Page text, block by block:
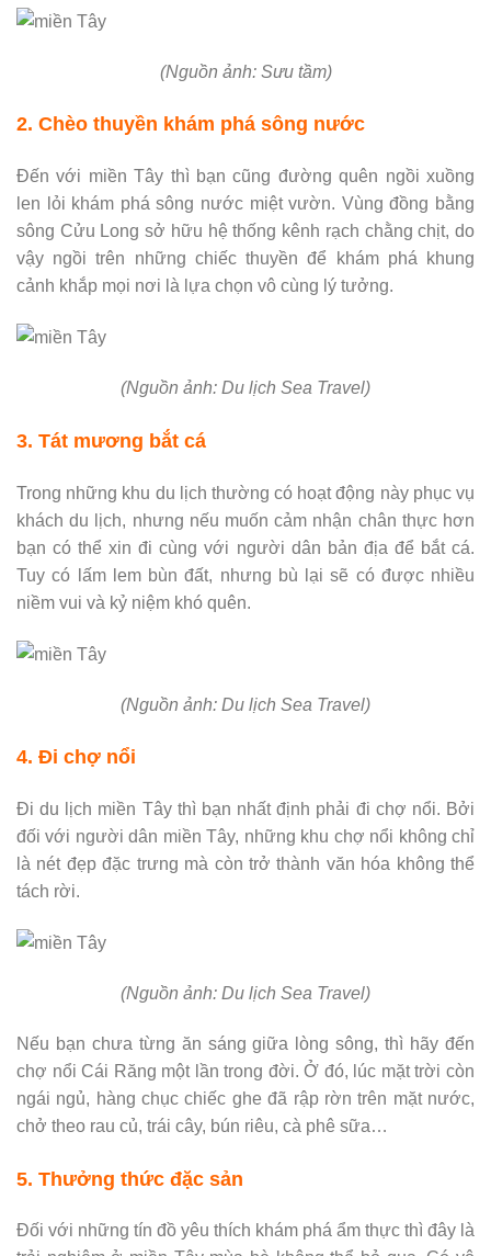
(Nguồn ảnh: Sưu tầm)
2. Chèo thuyền khám phá sông nước
Đến với miền Tây thì bạn cũng đường quên ngồi xuồng
len lỏi khám phá sông nước miệt vườn. Vùng đồng bằng
sông Cửu Long sở hữu hệ thống kênh rạch chằng chịt, do
vậy ngồi trên những chiếc thuyền để khám phá khung
cảnh khắp mọi nơi là lựa chọn vô cùng lý tưởng.
(Nguồn ảnh: Du lịch Sea Travel)
3. Tát mương bắt cá
Trong những khu du lịch thường có hoạt động này phục vụ
khách du lịch, nhưng nếu muốn cảm nhận chân thực hơn
bạn có thể xin đi cùng với người dân bản địa để bắt cá.
Tuy có lấm lem bùn đất, nhưng bù lại sẽ có được nhiều
niềm vui và kỷ niệm khó quên.
(Nguồn ảnh: Du lịch Sea Travel)
4. Đi chợ nổi
Đi du lịch miền Tây thì bạn nhất định phải đi chợ nổi. Bởi
đối với người dân miền Tây, những khu chợ nổi không chỉ
là nét đẹp đặc trưng mà còn trở thành văn hóa không thể
tách rời.
(Nguồn ảnh: Du lịch Sea Travel)
Nếu bạn chưa từng ăn sáng giữa lòng sông, thì hãy đến
chợ nổi Cái Răng một lần trong đời. Ở đó, lúc mặt trời còn
ngái ngủ, hàng chục chiếc ghe đã rập rờn trên mặt nước,
chở theo rau củ, trái cây, bún riêu, cà phê sữa…
5. Thưởng thức đặc sản
Đối với những tín đồ yêu thích khám phá ẩm thực thì đây là